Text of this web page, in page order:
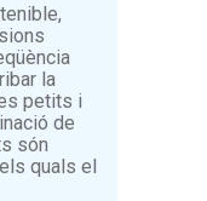
la
petits i
de
són
quals el